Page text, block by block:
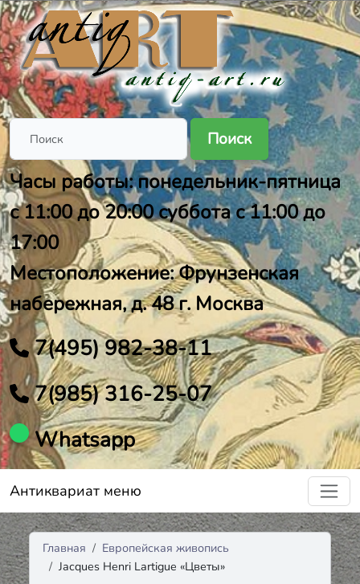
Поиск
Часы работы: понедельник-пятница
с 11:00 до 20:00 суббота с 11:00 до
17:00
Местоположение: Фрунзенская
набережная, д. 48 г. Москва
7(495) 982-38-11
7(985) 316-25-07
Whatsapp
Антиквариат меню
Главная
Европейская живопись
Jacques Henri Lartigue «Цветы»